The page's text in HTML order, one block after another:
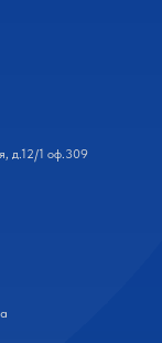
д.12/1 оф.309